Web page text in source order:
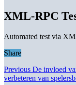
XML-RPC
Automated test via
Share
Previous De invloed
verbeteren van